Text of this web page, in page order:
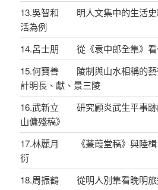
13.吳智和 明人文集中的生活史
活為例
14.呂士朋 從《袁中郎全集》看
15.何寶善 陵制與山水相稱的藝
計明長、獻、景三陵
16.武新立 研究顧炎武生平事跡
山傭殘稿》
17.林麗月 《蒹葭堂稿》與陸楫
衍
18.周振鶴 從明人別集看晚明旅